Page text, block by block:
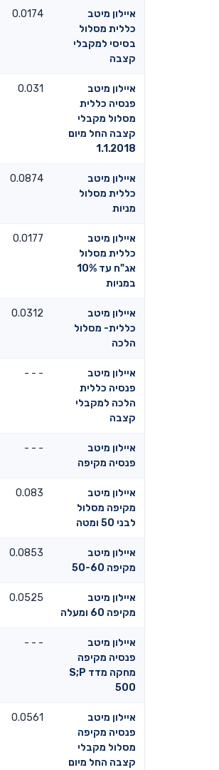
איילון מיטב
כללית מסלול
בסיסי למקבלי
קצבה
0.0174
איילון מיטב
פנסיה כללית
מסלול מקבלי
קצבה החל מיום
1.1.2018
0.031
איילון מיטב
כללית מסלול
מניות
0.0874
איילון מיטב
כללית מסלול
אג"ח עד 10%
במניות
0.0177
איילון מיטב
כללית- מסלול
הלכה
0.0312
איילון מיטב
פנסיה כללית
הלכה למקבלי
קצבה
- - -
איילון מיטב
פנסיה מקיפה
- - -
איילון מיטב
מקיפה מסלול
לבני 50 ומטה
0.083
איילון מיטב
מקיפה 50-60
0.0853
איילון מיטב
מקיפה 60 ומעלה
0.0525
איילון מיטב
פנסיה מקיפה
מחקה מדד S;P
500
- - -
איילון מיטב
פנסיה מקיפה
מסלול מקבלי
קצבה החל מיום
0.0561